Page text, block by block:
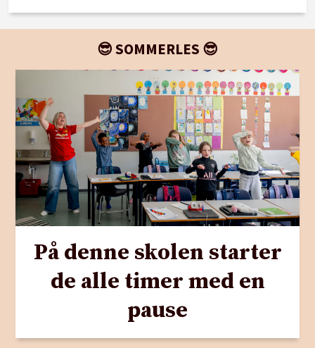
😎 SOMMERLES 😎
På denne skolen starter
de alle timer med en
pause